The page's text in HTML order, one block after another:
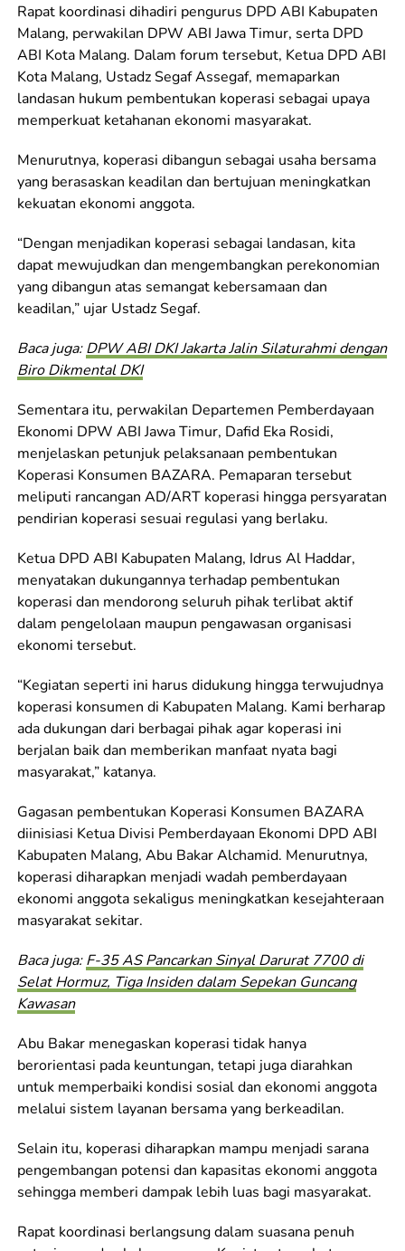
Rapat koordinasi dihadiri pengurus DPD ABI Kabupaten
Malang, perwakilan DPW ABI Jawa Timur, serta DPD
ABI Kota Malang. Dalam forum tersebut, Ketua DPD ABI
Kota Malang, Ustadz Segaf Assegaf, memaparkan
landasan hukum pembentukan koperasi sebagai upaya
memperkuat ketahanan ekonomi masyarakat.
Menurutnya, koperasi dibangun sebagai usaha bersama
yang berasaskan keadilan dan bertujuan meningkatkan
kekuatan ekonomi anggota.
“Dengan menjadikan koperasi sebagai landasan, kita
dapat mewujudkan dan mengembangkan perekonomian
yang dibangun atas semangat kebersamaan dan
keadilan,” ujar Ustadz Segaf.
Baca juga:DPW ABI DKI Jakarta Jalin Silaturahmi dengan
Biro Dikmental DKI
Sementara itu, perwakilan Departemen Pemberdayaan
Ekonomi DPW ABI Jawa Timur, Dafid Eka Rosidi,
menjelaskan petunjuk pelaksanaan pembentukan
Koperasi Konsumen BAZARA. Pemaparan tersebut
meliputi rancangan AD/ART koperasi hingga persyaratan
pendirian koperasi sesuai regulasi yang berlaku.
Ketua DPD ABI Kabupaten Malang, Idrus Al Haddar,
menyatakan dukungannya terhadap pembentukan
koperasi dan mendorong seluruh pihak terlibat aktif
dalam pengelolaan maupun pengawasan organisasi
ekonomi tersebut.
“Kegiatan seperti ini harus didukung hingga terwujudnya
koperasi konsumen di Kabupaten Malang. Kami berharap
ada dukungan dari berbagai pihak agar koperasi ini
berjalan baik dan memberikan manfaat nyata bagi
masyarakat,” katanya.
Gagasan pembentukan Koperasi Konsumen BAZARA
diinisiasi Ketua Divisi Pemberdayaan Ekonomi DPD ABI
Kabupaten Malang, Abu Bakar Alchamid. Menurutnya,
koperasi diharapkan menjadi wadah pemberdayaan
ekonomi anggota sekaligus meningkatkan kesejahteraan
masyarakat sekitar.
Baca juga:F-35 AS Pancarkan Sinyal Darurat 7700 di
Selat Hormuz, Tiga Insiden dalam Sepekan Guncang
Kawasan
Abu Bakar menegaskan koperasi tidak hanya
berorientasi pada keuntungan, tetapi juga diarahkan
untuk memperbaiki kondisi sosial dan ekonomi anggota
melalui sistem layanan bersama yang berkeadilan.
Selain itu, koperasi diharapkan mampu menjadi sarana
pengembangan potensi dan kapasitas ekonomi anggota
sehingga memberi dampak lebih luas bagi masyarakat.
Rapat koordinasi berlangsung dalam suasana penuh